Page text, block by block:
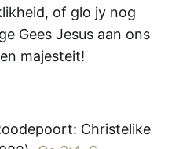
of glo jy nog
Gees Jesus aan ons
majesteit!
Christelike